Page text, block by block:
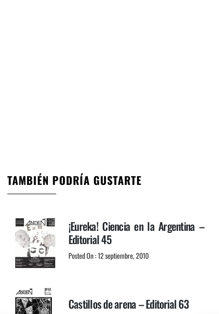
TAMBIÉN PODRÍA GUSTARTE
¡Eureka! Ciencia en la Argentina –
Editorial 45
Posted On : 12 septiembre, 2010
Castillos de arena – Editorial 63